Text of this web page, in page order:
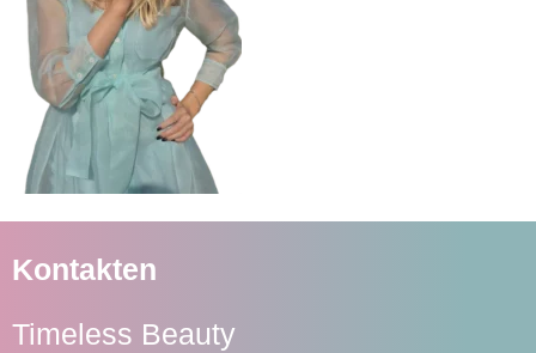
Kontakten
Timeless Beauty